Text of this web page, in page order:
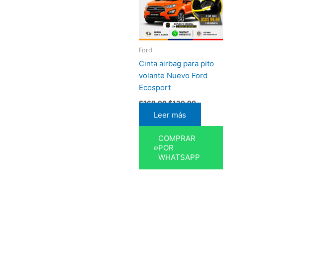
Ford
Cinta airbag para pito
volante Nuevo Ford
Ecosport
$169,99$129,99
Leer más
COMPRAR
POR
WHATSAPP